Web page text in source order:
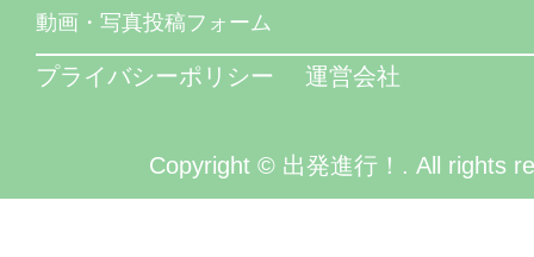
動画・写真投稿フォーム
プライバシーポリシー 運営会社
Copyright © 出発進行！. All rights